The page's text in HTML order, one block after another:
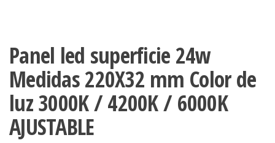
Panel led superficie 24w
Medidas 220X32 mm Color de
luz 3000K / 4200K / 6000K
AJUSTABLE